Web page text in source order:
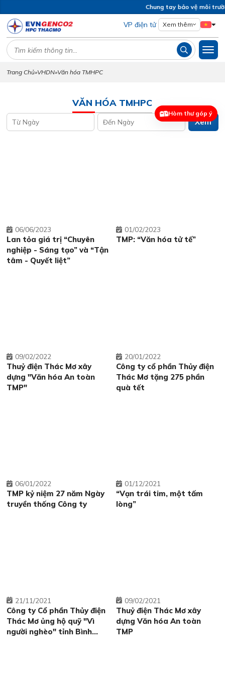
Chung tay bảo vệ môi
VP điện tử Xem thêm
Trang Chủ»VHDN»Văn hóa TMHPC
VĂN HÓA TMHPC
Xem
Lan tỏa giá trị “Chuyên
nghiệp - Sáng tạo” và “Tận
tâm - Quyết liệt”
06 06/2023
TMP: “Văn hóa tử tế”
01 02/2023
Thuỷ điện Thác Mơ xây
dựng "Văn hóa An toàn
TMP"
09 02/2022
Công ty cổ phần Thủy điện
Thác Mơ tặng 275 phần
quà tết
20 01/2022
TMP kỷ niệm 27 năm Ngày
truyền thống Công ty
06 01/2022
“Vạn trái tim, một tấm
lòng”
01 12/2021
Công ty Cổ phần Thủy điện
Thác Mơ ủng hộ quỹ "Vì
người nghèo" tỉnh Bình
21 11/2021
Thuỷ điện Thác Mơ xây
dựng Văn hóa An toàn
TMP
09 02/2021
Hòm thư góp ý